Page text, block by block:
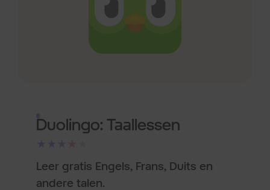
Duolingo: Taallessen
Leer gratis Engels, Frans, Duits en
andere talen.